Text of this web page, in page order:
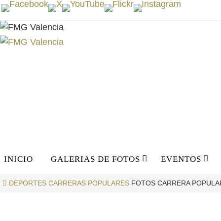
Ir
al
contenido
alINICIO GALERIAS DE FOTOS EVENTOS
INICIO
DEPORTES CARRERAS POPULARES FOTOS CARRERA